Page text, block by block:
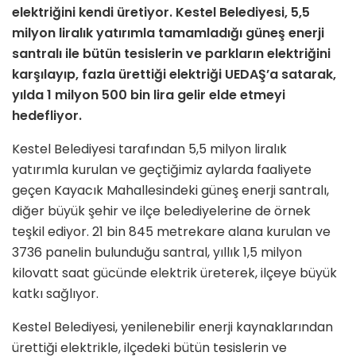
elektriğini kendi üretiyor. Kestel Belediyesi, 5,5
milyon liralık yatırımla tamamladığı güneş enerji
santralı ile bütün tesislerin ve parkların elektriğini
karşılayıp, fazla ürettiği elektriği UEDAŞ’a satarak,
yılda 1 milyon 500 bin lira gelir elde etmeyi
hedefliyor.
Kestel Belediyesi tarafından 5,5 milyon liralık
yatırımla kurulan ve geçtiğimiz aylarda faaliyete
geçen Kayacık Mahallesindeki güneş enerji santralı,
diğer büyük şehir ve ilçe belediyelerine de örnek
teşkil ediyor. 21 bin 845 metrekare alana kurulan ve
3736 panelin bulunduğu santral, yıllık 1,5 milyon
kilovatt saat gücünde elektrik üreterek, ilçeye büyük
katkı sağlıyor.
Kestel Belediyesi, yenilenebilir enerji kaynaklarından
ürettiği elektrikle, ilçedeki bütün tesislerin ve